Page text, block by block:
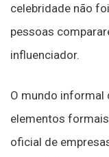
celebridade não
pessoas
influenciador.
O mundo informal
elementos
oficial de